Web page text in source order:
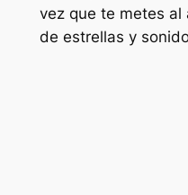
vez que te metes
de estrellas y